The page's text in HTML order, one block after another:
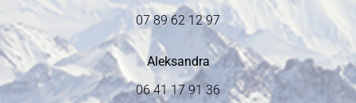
07 89 62 12 97
Aleksandra
06 41 17 91 36